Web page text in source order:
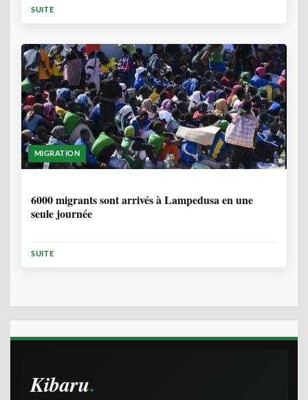
SUITE
MIGRATION
6000 migrants sont arrivés à Lampedusa en une
seule journée
SUITE
Kibaru